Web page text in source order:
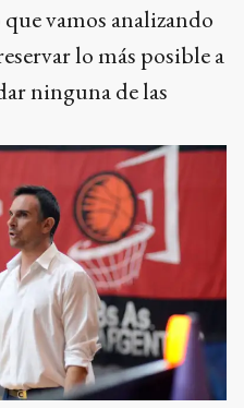
que vamos analizando
lo más posible a
ninguna de las